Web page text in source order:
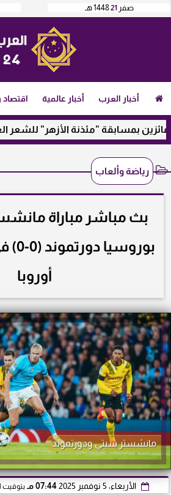
صفر 211448 هـ
أخبار العرب أخبار عالمية
بمسابقة ”مئذنة الأزهر” للشعر العربي
رياضة وألعاب
بث مباشر مباراة
أوروبا
مانشستر سيتي ودورتموند
الأربعاء، 5 نوفمبر 2025 07:44 مـ بتوقيت